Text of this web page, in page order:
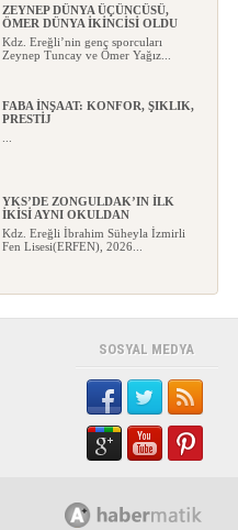
ZEYNEP DÜNYA ÜÇÜNCÜSÜ,
ÖMER DÜNYA İKİNCİSİ OLDU
Kdz. Ereğli’nin genç sporcuları
Zeynep Tuncay ve Ömer Yağız...
FABA İNŞAAT: KONFOR, ŞIKLIK,
PRESTİJ
...
YKS’DE ZONGULDAK’IN İLK
İKİSİ AYNI OKULDAN
Kdz. Ereğli İbrahim Süheyla İzmirli
Fen Lisesi(ERFEN), 2026...
EREĞLİ YENİ PARTİ’DE İLK
ederek Yeni Parti’ye ka...
HAYAT 112 ACİL MOBİL
UYGULAMA İLE TEK TUŞLA
HAYAT 112 Acil Mobil İhbar
Uygulaması’nın yeni kamu spotu y...
MÜDÜRÜ ERCÜMENT ÜNAL
VEFAT ETTİ!
SOSYAL MEDYA